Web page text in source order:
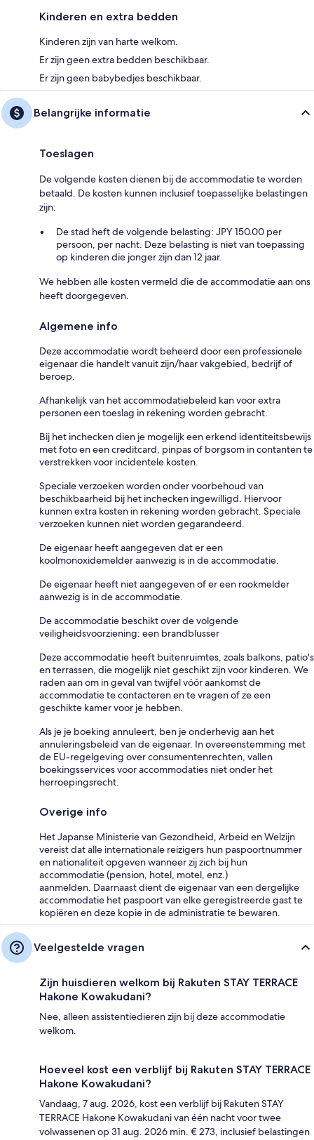
Kinderen en extra bedden
Kinderen zijn van harte welkom.
Er zijn geen extra bedden beschikbaar.
Er zijn geen babybedjes beschikbaar.
Belangrijke informatie
Toeslagen
De volgende kosten dienen bij de accommodatie te worden
betaald. De kosten kunnen inclusief toepasselijke belastingen
zijn:
De stad heft de volgende belasting: JPY 150.00 per
persoon, per nacht. Deze belasting is niet van toepassing
op kinderen die jonger zijn dan 12 jaar.
We hebben alle kosten vermeld die de accommodatie aan ons
heeft doorgegeven.
Algemene info
Deze accommodatie wordt beheerd door een professionele
eigenaar die handelt vanuit zijn/haar vakgebied, bedrijf of
beroep.
Afhankelijk van het accommodatiebeleid kan voor extra
personen een toeslag in rekening worden gebracht.
Bij het inchecken dien je mogelijk een erkend identiteitsbewijs
met foto en een creditcard, pinpas of borgsom in contanten te
verstrekken voor incidentele kosten.
Speciale verzoeken worden onder voorbehoud van
beschikbaarheid bij het inchecken ingewilligd. Hiervoor
kunnen extra kosten in rekening worden gebracht. Speciale
verzoeken kunnen niet worden gegarandeerd.
De eigenaar heeft aangegeven dat er een
koolmonoxidemelder aanwezig is in de accommodatie.
De eigenaar heeft niet aangegeven of er een rookmelder
aanwezig is in de accommodatie.
De accommodatie beschikt over de volgende
veiligheidsvoorziening: een brandblusser
Deze accommodatie heeft buitenruimtes, zoals balkons, patio's
en terrassen, die mogelijk niet geschikt zijn voor kinderen. We
raden aan om in geval van twijfel vóór aankomst de
accommodatie te contacteren en te vragen of ze een
geschikte kamer voor je hebben.
Als je je boeking annuleert, ben je onderhevig aan het
annuleringsbeleid van de eigenaar. In overeenstemming met
de EU-regelgeving over consumentenrechten, vallen
boekingsservices voor accommodaties niet onder het
herroepingsrecht.
Overige info
Het Japanse Ministerie van Gezondheid, Arbeid en Welzijn
vereist dat alle internationale reizigers hun paspoortnummer
en nationaliteit opgeven wanneer zij zich bij hun
accommodatie (pension, hotel, motel, enz.)
aanmelden. Daarnaast dient de eigenaar van een dergelijke
accommodatie het paspoort van elke geregistreerde gast te
kopiëren en deze kopie in de administratie te bewaren.
Veelgestelde vragen
Zijn huisdieren welkom bij Rakuten STAY TERRACE
Hakone Kowakudani?
Nee, alleen assistentiedieren zijn bij deze accommodatie
welkom.
Hoeveel kost een verblijf bij Rakuten STAY TERRACE
Hakone Kowakudani?
Vandaag, 7 aug. 2026, kost een verblijf bij Rakuten STAY
TERRACE Hakone Kowakudani van één nacht voor twee
volwassenen op 31 aug. 2026 min. € 273, inclusief belastingen